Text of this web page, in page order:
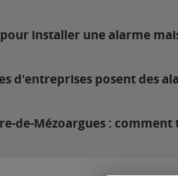
installer une alarme
d'entreprises posent des
de-Mézoargues :